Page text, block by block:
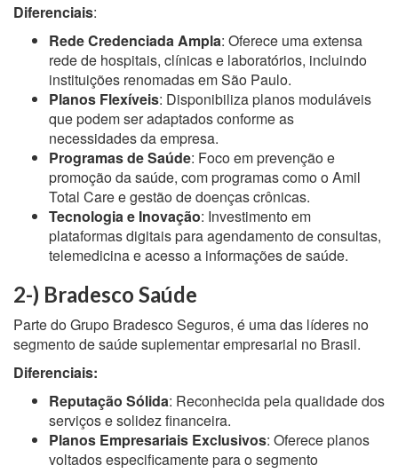
Diferenciais:
Rede Credenciada Ampla: Oferece uma extensa
rede de hospitais, clínicas e laboratórios, incluindo
instituições renomadas em São Paulo.
Planos Flexíveis: Disponibiliza planos moduláveis
que podem ser adaptados conforme as
necessidades da empresa.
Programas de Saúde: Foco em prevenção e
promoção da saúde, com programas como o Amil
Total Care e gestão de doenças crônicas.
Tecnologia e Inovação: Investimento em
plataformas digitais para agendamento de consultas,
telemedicina e acesso a informações de saúde.
2-) Bradesco Saúde
Parte do Grupo Bradesco Seguros, é uma das líderes no
segmento de saúde suplementar empresarial no Brasil.
Diferenciais:
Reputação Sólida: Reconhecida pela qualidade dos
serviços e solidez financeira.
Planos Empresariais Exclusivos: Oferece planos
voltados especificamente para o segmento